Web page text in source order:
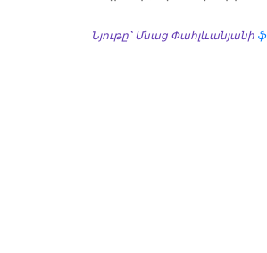
Նյութը` Մնաց Փահլևանյանի